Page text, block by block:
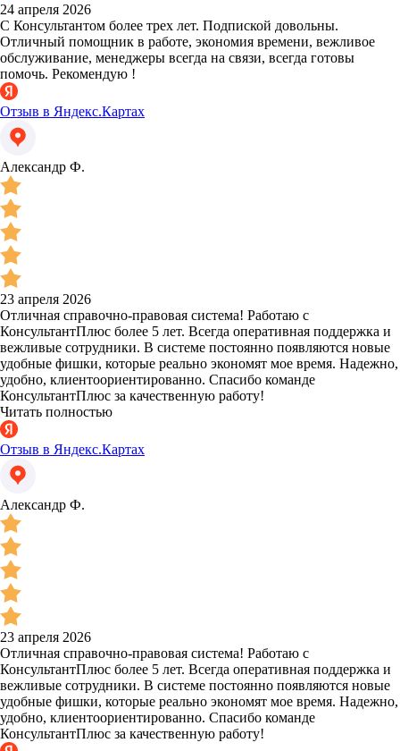
24 апреля 2026
С Консультантом более трех лет. Подпиской довольны.
Отличный помощник в работе, экономия времени, вежливое
обслуживание, менеджеры всегда на связи, всегда готовы
помочь. Рекомендую !
Отзыв в Яндекс.Картах
Александр Ф.
23 апреля 2026
Отличная справочно-правовая система! Работаю с
КонсультантПлюс более 5 лет. Всегда оперативная поддержка и
вежливые сотрудники. В системе постоянно появляются новые
удобные фишки, которые реально экономят мое время. Надежно,
удобно, клиентоориентированно. Спасибо команде
КонсультантПлюс за качественную работу!
Читать полностью
Отзыв в Яндекс.Картах
Александр Ф.
23 апреля 2026
Отличная справочно-правовая система! Работаю с
КонсультантПлюс более 5 лет. Всегда оперативная поддержка и
вежливые сотрудники. В системе постоянно появляются новые
удобные фишки, которые реально экономят мое время. Надежно,
удобно, клиентоориентированно. Спасибо команде
КонсультантПлюс за качественную работу!